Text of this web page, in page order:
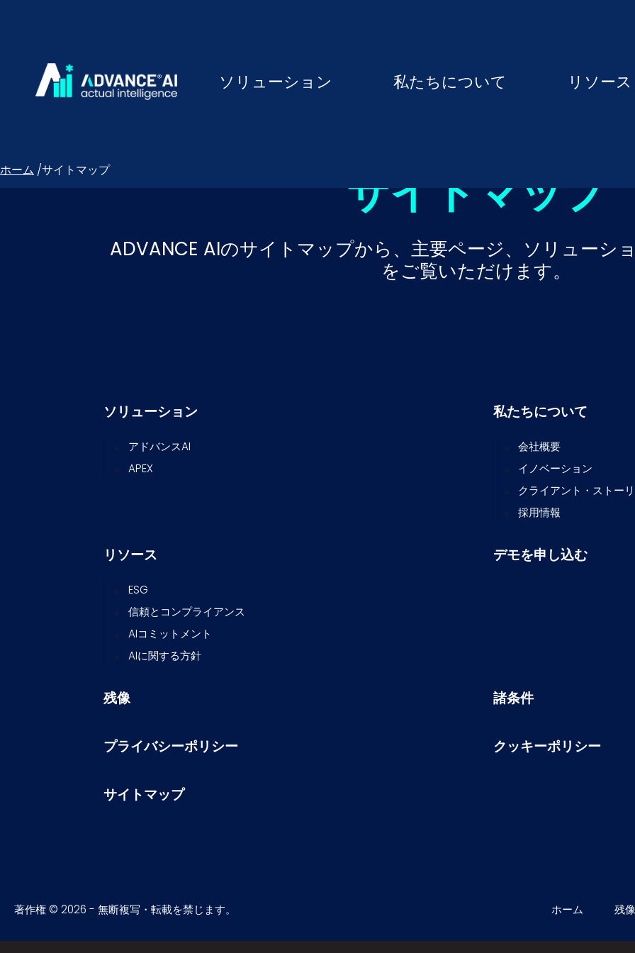
ソリューション 私たちについて リソース
ホーム /サイトマップ サイトマップ
ADVANCE AIのサイトマップから、主要ページ、ソリューシ
をご覧いただけます。
ソリューション
アドバンスAI
APEX
私たちについて
会社概要
イノベーション
クライアント・ストー
採用情報
リソース
ESG
信頼とコンプライアンス
AIコミットメント
AIに関する方針
デモを申し込む
残像 諸条件
プライバシーポリシー クッキーポリシー
サイトマップ
著作権 © 2026 - 無断複写・転載を禁じます。 ホーム 残像